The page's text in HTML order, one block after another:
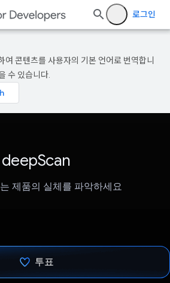
로그인
콘텐츠를 사용자의 기본 언어로 번역합니
수 있습니다.
deepScan
제품의 실체를 파악하세요
투표